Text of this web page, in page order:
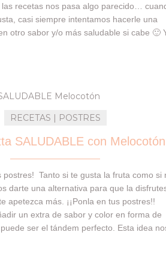
las recetas nos pasa algo parecido…
casi siempre intentamos hacerle una
otro sabor y/o más saludable si cabe 🙂
RECETAS | POSTRES
SALUDABLE con Melocotón
postres! Tanto si te gusta la fruta como si
darte una alternativa para que la
apetezca más. ¡¡Ponla en tus postres!!
un extra de sabor y color en forma de
ser el tándem perfecto. Esta idea